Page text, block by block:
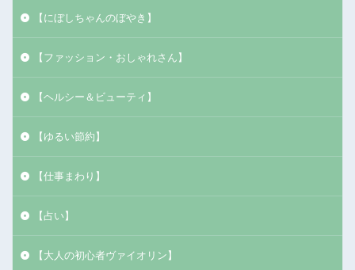
【にぼしちゃんのぼやき】
【ファッション・おしゃれさん】
【ヘルシー＆ビューティ】
【ゆるい節約】
【仕事まわり】
【占い】
【大人の初心者ヴァイオリン】